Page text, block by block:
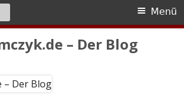
– Der Blog
Menü
Suchen
nach: